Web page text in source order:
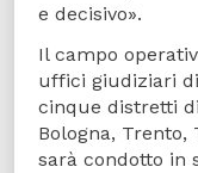
e decisivo».
Il campo
uffici giudiziari
cinque distretti
Bologna, Trento,
sarà condotto in